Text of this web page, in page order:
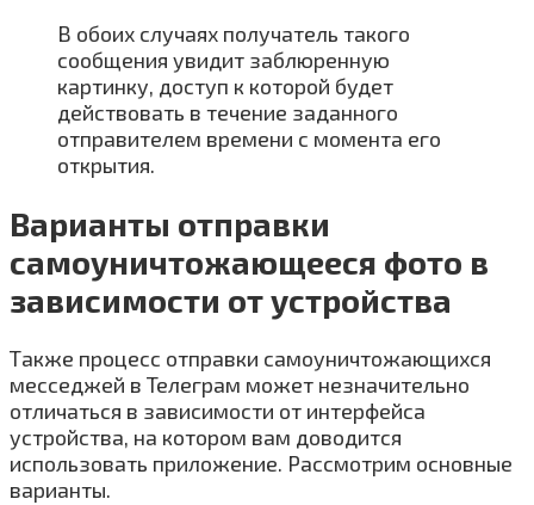
В обоих случаях получатель такого
сообщения увидит заблюренную
картинку, доступ к которой будет
действовать в течение заданного
отправителем времени с момента его
открытия.
Варианты отправки
самоуничтожающееся фото в
зависимости от устройства
Также процесс отправки самоуничтожающихся
месседжей в Телеграм может незначительно
отличаться в зависимости от интерфейса
устройства, на котором вам доводится
использовать приложение. Рассмотрим основные
варианты.